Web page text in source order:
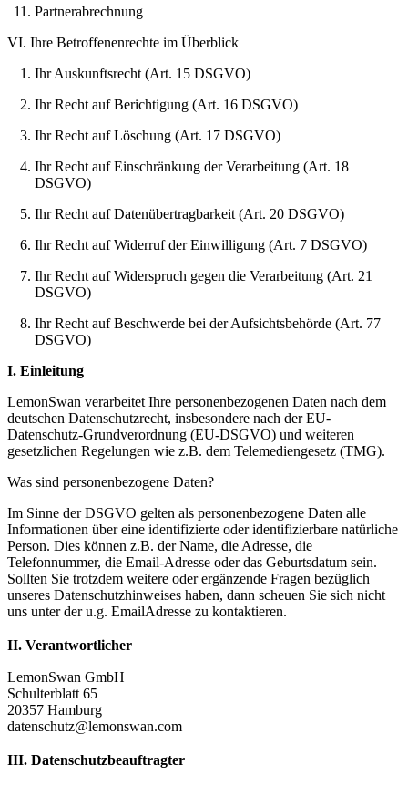
Partnerabrechnung
VI. Ihre Betroffenenrechte im Überblick
Ihr Auskunftsrecht (Art. 15 DSGVO)
Ihr Recht auf Berichtigung (Art. 16 DSGVO)
Ihr Recht auf Löschung (Art. 17 DSGVO)
Ihr Recht auf Einschränkung der Verarbeitung (Art. 18
DSGVO)
Ihr Recht auf Datenübertragbarkeit (Art. 20 DSGVO)
Ihr Recht auf Widerruf der Einwilligung (Art. 7 DSGVO)
Ihr Recht auf Widerspruch gegen die Verarbeitung (Art. 21
DSGVO)
Ihr Recht auf Beschwerde bei der Aufsichtsbehörde (Art. 77
DSGVO)
I. Einleitung
LemonSwan verarbeitet Ihre personenbezogenen Daten nach dem
deutschen Datenschutzrecht, insbesondere nach der EU-
Datenschutz-Grundverordnung (EU-DSGVO) und weiteren
gesetzlichen Regelungen wie z.B. dem Telemediengesetz (TMG).
Was sind personenbezogene Daten?
Im Sinne der DSGVO gelten als personenbezogene Daten alle
Informationen über eine identifizierte oder identifizierbare natürliche
Person. Dies können z.B. der Name, die Adresse, die
Telefonnummer, die Email-Adresse oder das Geburtsdatum sein.
Sollten Sie trotzdem weitere oder ergänzende Fragen bezüglich
unseres Datenschutzhinweises haben, dann scheuen Sie sich nicht
uns unter der u.g. EmailAdresse zu kontaktieren.
II. Verantwortlicher
LemonSwan GmbH
Schulterblatt 65
20357 Hamburg
datenschutz@lemonswan.com
III. Datenschutzbeauftragter